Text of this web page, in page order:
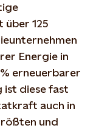
über 125
Energie in
erneuerbarer
ist diese fast
auch in
und